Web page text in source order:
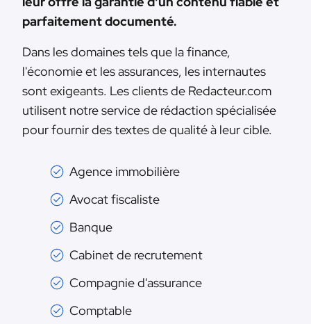
parfaitement documenté.
Dans les domaines tels que la finance,
l'économie et les assurances, les internautes
sont exigeants. Les clients de Redacteur.com
utilisent notre service de rédaction spécialisée
pour fournir des textes de qualité à leur cible.
Agence immobilière
Avocat fiscaliste
Banque
Cabinet de recrutement
Compagnie d'assurance
Comptable